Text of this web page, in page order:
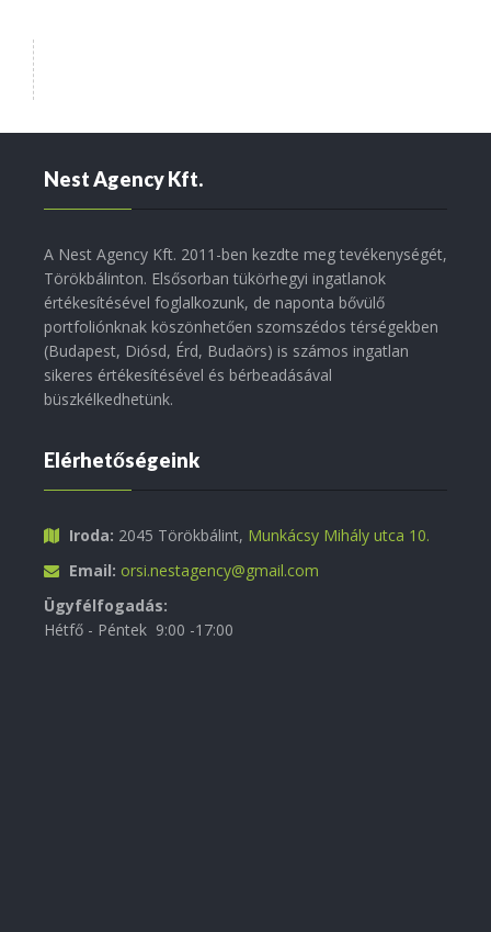
Nest Agency Kft.
A Nest Agency Kft. 2011-ben kezdte meg tevékenységét,
Törökbálinton. Elsősorban tükörhegyi ingatlanok
értékesítésével foglalkozunk, de naponta bővülő
portfoliónknak köszönhetően szomszédos térségekben
(Budapest, Diósd, Érd, Budaörs) is számos ingatlan
sikeres értékesítésével és bérbeadásával
büszkélkedhetünk.
Elérhetőségeink
Iroda: 2045 Törökbálint, Munkácsy Mihály utca 10.
Email: orsi.nestagency@gmail.com
Ügyfélfogadás:
Hétfő - Péntek 9:00 -17:00